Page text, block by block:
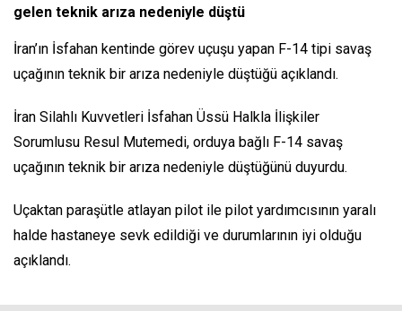
gelen teknik arıza nedeniyle düştü
İran’ın İsfahan kentinde görev uçuşu yapan F-14 tipi savaş
uçağının teknik bir arıza nedeniyle düştüğü açıklandı.
İran Silahlı Kuvvetleri İsfahan Üssü Halkla İlişkiler
Sorumlusu Resul Mutemedi, orduya bağlı F-14 savaş
uçağının teknik bir arıza nedeniyle düştüğünü duyurdu.
Uçaktan paraşütle atlayan pilot ile pilot yardımcısının yaralı
halde hastaneye sevk edildiği ve durumlarının iyi olduğu
açıklandı.